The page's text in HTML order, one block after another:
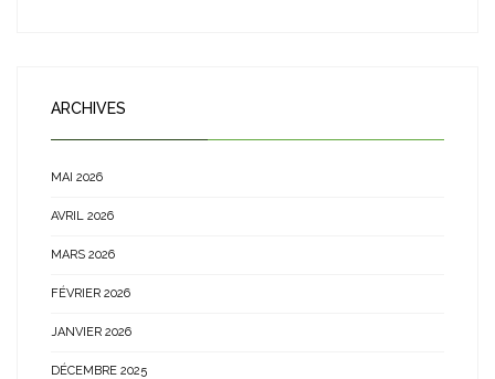
ARCHIVES
MAI 2026
AVRIL 2026
MARS 2026
FÉVRIER 2026
JANVIER 2026
DÉCEMBRE 2025